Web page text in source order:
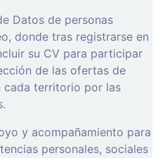
Datos de personas
donde tras registrarse en
su CV para participar
de las ofertas de
cada territorio por las
y acompañamiento para
personales, sociales